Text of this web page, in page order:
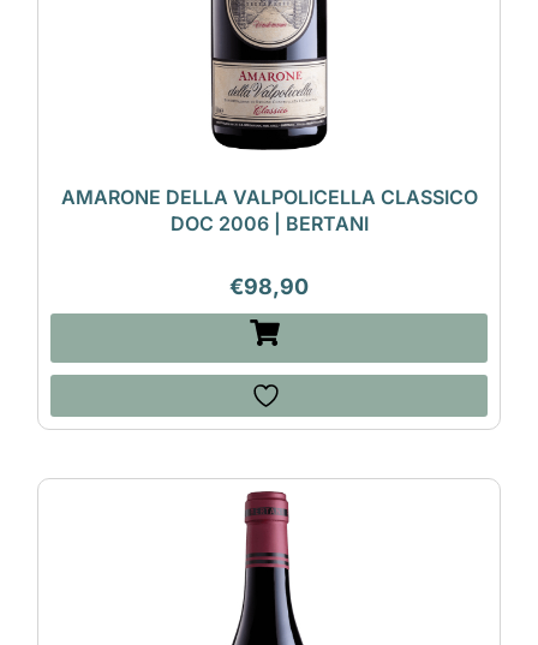
AMARONE DELLA VALPOLICELLA CLASSICO
DOC 2006 | BERTANI
€98,90